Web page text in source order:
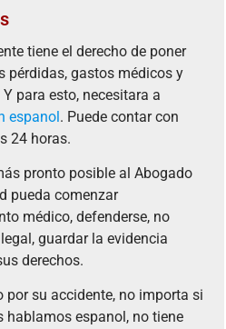
tiene el derecho de poner
pérdidas, gastos médicos y
para esto, necesitara a
espanol. Puede contar con
24 horas.
pronto posible al Abogado
pueda comenzar
médico, defenderse, no
guardar la evidencia
derechos.
por su accidente, no importa si
hablamos espanol, no tiene